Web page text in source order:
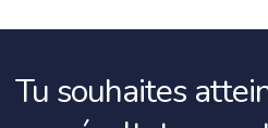
Tu souhaites